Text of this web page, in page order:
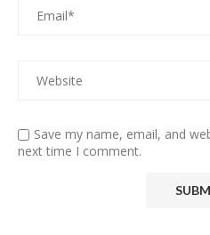
Save my name, email, and
next time I comment.